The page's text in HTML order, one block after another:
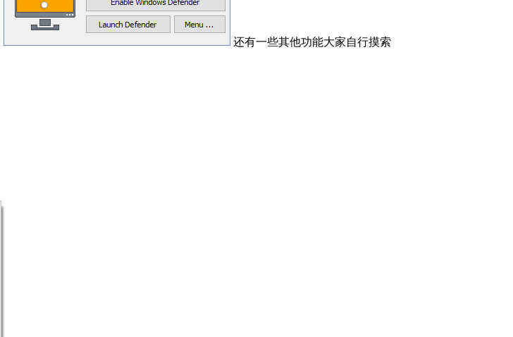
还有一些其他功能大家自行摸索